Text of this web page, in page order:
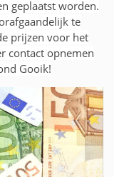
geplaatst worden.
te
prijzen voor het
contact opnemen
Gooik!